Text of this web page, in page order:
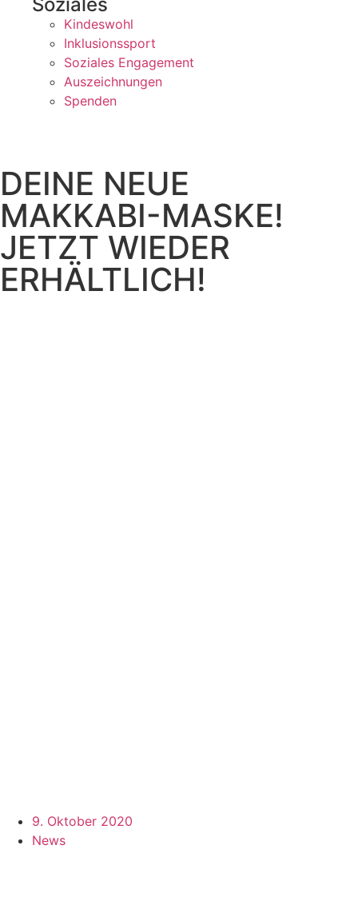
Kindeswohl
Inklusionssport
Soziales Engagement
Auszeichnungen
Spenden
DEINE NEUE
MAKKABI-MASKE!
JETZT WIEDER
ERHÄLTLICH!
9. Oktober 2020
News